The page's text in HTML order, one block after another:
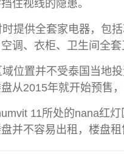
住视线的隐患。
提供全套家电器，包
调、衣柜、卫生间全套
位置并不受泰国当地
从2015年就开始预售
11所处的nana红
并不容易出租，楼盘租